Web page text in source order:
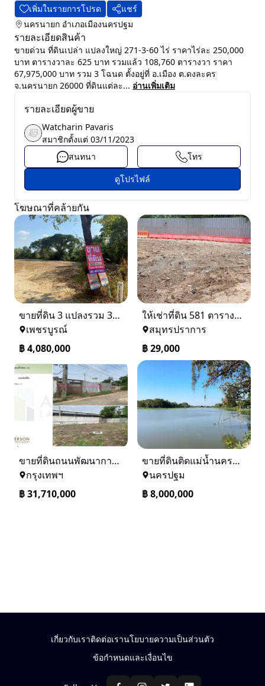
เพิ่มในรายการโปรด
แชร์
นครนายก อำเภอเมืองนครปฐม
รายละเอียดสินค้า
ขายด่วน ที่ดินเปล่า แปลงใหญ่ 271-3-60 ไร่ ราคาไร่ละ 250,000
บาท ตารางวาละ 625 บาท รวมแล้ว 108,760 ตารางวา ราคา
67,975,000 บาท รวม 3 โฉนด ตั้งอยู่ที่ อ.เมือง ต.ดงละคร
จ.นครนายก 26000 ที่ดินแต่ละ... อ่านเพิ่มเติม
รายละเอียดผู้ขาย
Watcharin Pavaris
สมาชิกตั้งแต่ 03/11/2023
สนทนา
โทร
ดูโปรไฟล์
โฆษณาที่คล้ายกัน
ขายที่ดิน 3 แปลงรวม 340 ตรว ราคา ตรว. ล่ะ 12000 บาท เมืองเพชรบูรณ์
เพชรบูรณ์
฿4,080,000
ให้เช่าที่ดิน 581 ตารางวา ตรงข้างอู่ใหม่แจ็คบางหญ้าแพรก บางหัวเสือ
สมุทรปราการ
฿29,000
ขายที่ดินถนนพัฒนาการ 56 (ซอยเอื้อพัฒนา 15)
กรุงเทพฯ
฿31,710,000
ขายที่ดินติดแม่น้ำนครชัยศรี จ.นครปฐม ทำเลดี ที่ดินถมแล้ว
นครปฐม
฿8,000,000
เกี่ยวกับเราติดต่อเรานโยบายความเป็นส่วนตัว
ข้อกำหนดและเงื่อนไข